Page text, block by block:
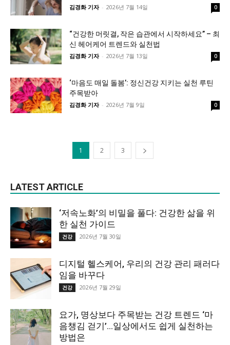
김경화 기자 - 2026년 7월 14일 0
“건강한 머릿결, 작은 습관에서 시작하세요” – 최
신 헤어케어 트렌드와 실천법
김경화 기자 - 2026년 7월 13일 0
‘마음도 매일 돌봄’: 정신건강 지키는 실천 루틴
주목받아
김경화 기자 - 2026년 7월 9일 0
1 2 3
LATEST ARTICLE
‘저속노화’의 비밀을 풀다: 건강한 삶을 위
한 실천 가이드
건강 2026년 7월 30일
디지털 헬스케어, 우리의 건강 관리 패러다
임을 바꾸다
건강 2026년 7월 29일
요가, 명상보다 주목받는 건강 트렌드 ‘마
음챙김 걷기’…일상에서도 쉽게 실천하는
방법은